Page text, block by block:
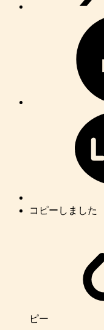
コピーしました
ピー